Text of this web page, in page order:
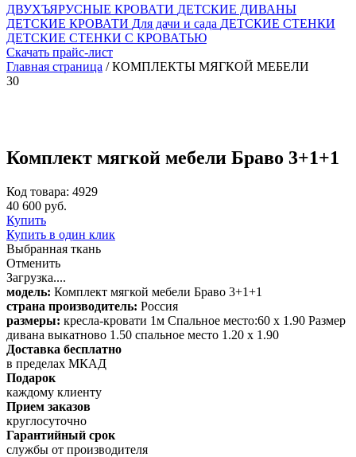
ДВУХЪЯРУСНЫЕ КРОВАТИ ДЕТСКИЕ ДИВАНЫ
ДЕТСКИЕ КРОВАТИ Для дачи и сада ДЕТСКИЕ СТЕНКИ
ДЕТСКИЕ СТЕНКИ С КРОВАТЬЮ
Скачать прайс-лист
Главная страница / КОМПЛЕКТЫ МЯГКОЙ МЕБЕЛИ
30
Комплект мягкой мебели Браво 3+1+1
Код товара: 4929
40 600 руб.
Купить
Купить в один клик
Выбранная ткань
Отменить
Загрузка....
модель: Комплект мягкой мебели Браво 3+1+1
страна производитель: Россия
размеры: кресла-кровати 1м Спальное место:60 х 1.90 Размер
дивана выкатново 1.50 спальное место 1.20 х 1.90
Доставка бесплатно
в пределах МКАД
Подарок
каждому клиенту
Прием заказов
круглосуточно
Гарантийный срок
службы от производителя